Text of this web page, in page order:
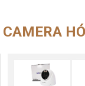
CAMERA